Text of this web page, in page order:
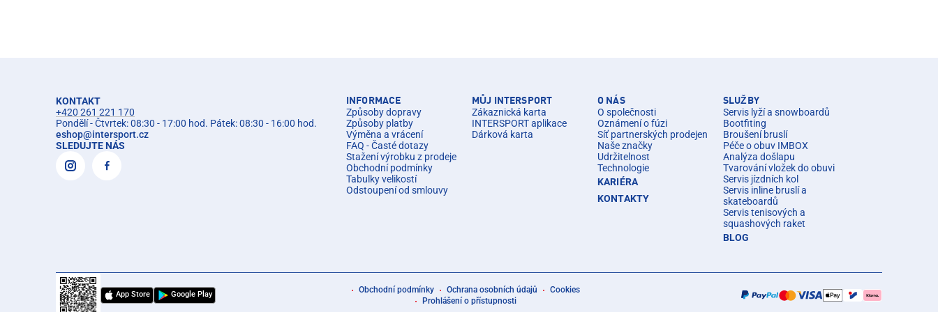
KONTAKT
+420 261 221 170
Pondělí - Čtvrtek: 08:30 - 17:00 hod. Pátek: 08:30 - 16:00 hod.
eshop@intersport.cz
SLEDUJTE NÁS
INFORMACE
Způsoby dopravy
Způsoby platby
Výměna a vrácení
FAQ - Časté dotazy
Stažení výrobku z prodeje
Obchodní podmínky
Tabulky velikostí
Odstoupení od smlouvy
MŮJ INTERSPORT
Zákaznická karta
INTERSPORT aplikace
Dárková karta
O NÁS
O společnosti
Oznámení o fúzi
Síť partnerských prodejen
Naše značky
Udržitelnost
Technologie
KARIÉRA
KONTAKTY
SLUŽBY
Servis lyží a snowboardů
Bootfiting
Broušení bruslí
Péče o obuv IMBOX
Analýza došlapu
Tvarování vložek do obuvi
Servis jízdních kol
Servis inline bruslí a
skateboardů
Servis tenisových a
squashových raket
BLOG
App Store Google Play Obchodní podmínky Ochrana osobních údajů
Cookies
Prohlášení o přístupnosti